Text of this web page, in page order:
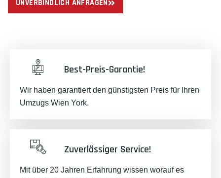
UNVERBINDLICH ANFRAGEN
Best-Preis-Garantie!
Wir haben garantiert den günstigsten Preis für Ihren
Umzugs Wien York.
Zuverlässiger Service!
Mit über 20 Jahren Erfahrung wissen worauf es